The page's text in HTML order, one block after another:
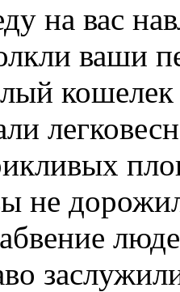
на вас
ваши
кошелек
не